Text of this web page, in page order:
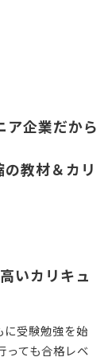
ア企業だから
教材＆カリ
いカリキュ
に受験勉強を始
っても合格レベ